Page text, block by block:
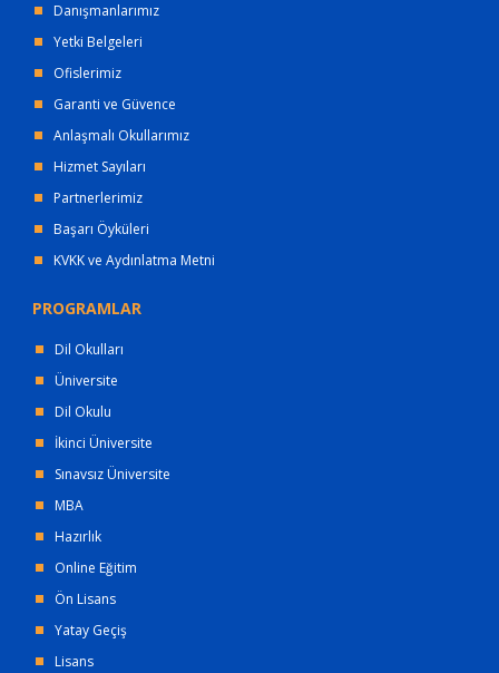
Danışmanlarımız
Yetki Belgeleri
Ofislerimiz
Garanti ve Güvence
Anlaşmalı Okullarımız
Hizmet Sayıları
Partnerlerimiz
Başarı Öyküleri
KVKK ve Aydınlatma Metni
PROGRAMLAR
Dil Okulları
Üniversite
Dil Okulu
İkinci Üniversite
Sınavsız Üniversite
MBA
Hazırlık
Online Eğitim
Ön Lisans
Yatay Geçiş
Lisans